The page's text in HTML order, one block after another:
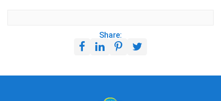
Share: